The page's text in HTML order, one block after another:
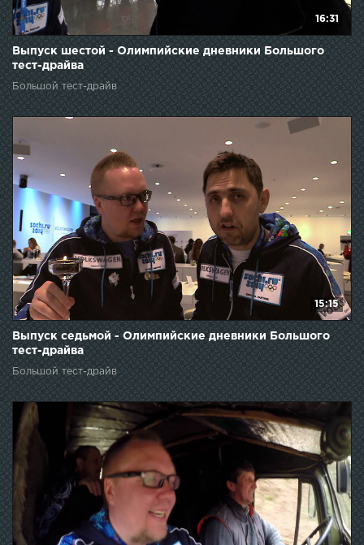
16:31
Выпуск шестой - Олимпийские дневники Большого
тест-драйва
Большой тест-драйв
15:15
Выпуск седьмой - Олимпийские дневники Большого
тест-драйва
Большой тест-драйв